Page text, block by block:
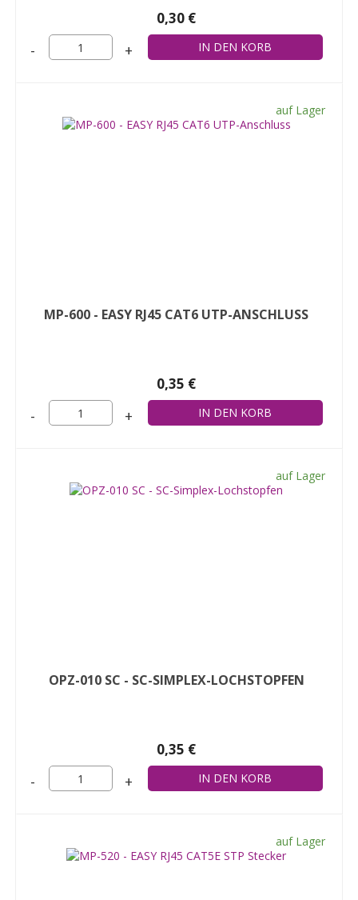
0,30 €
- +
auf Lager
MP-600 - EASY RJ45 CAT6 UTP-ANSCHLUSS
0,35 €
- +
auf Lager
OPZ-010 SC - SC-SIMPLEX-LOCHSTOPFEN
0,35 €
- +
auf Lager